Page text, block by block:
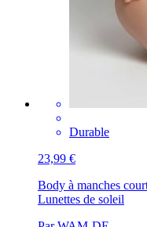
Durable
23,99 €
Body à manches
Lunettes de soleil